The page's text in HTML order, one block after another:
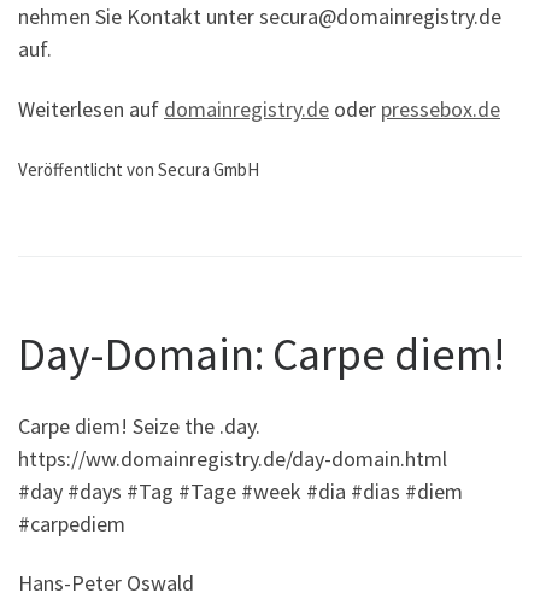
nehmen Sie Kontakt unter secura@domainregistry.de
auf.
Weiterlesen auf domainregistry.de oder pressebox.de
Veröffentlicht von Secura GmbH
Day-Domain: Carpe diem!
Carpe diem! Seize the .day.
https://ww.domainregistry.de/day-domain.html
#day #days #Tag #Tage #week #dia #dias #diem
#carpediem
Hans-Peter Oswald